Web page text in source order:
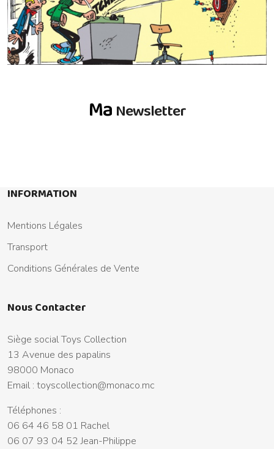
Ma Newsletter
INFORMATION
Mentions Légales
Transport
Conditions Générales de Vente
Nous Contacter
Siège social Toys Collection
13 Avenue des papalins
98000 Monaco
Email : toyscollection@monaco.mc
Téléphones :
06 64 46 58 01 Rachel
06 07 93 04 52 Jean-Philippe